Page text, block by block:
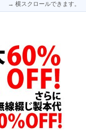
→ 横スクロールできます。